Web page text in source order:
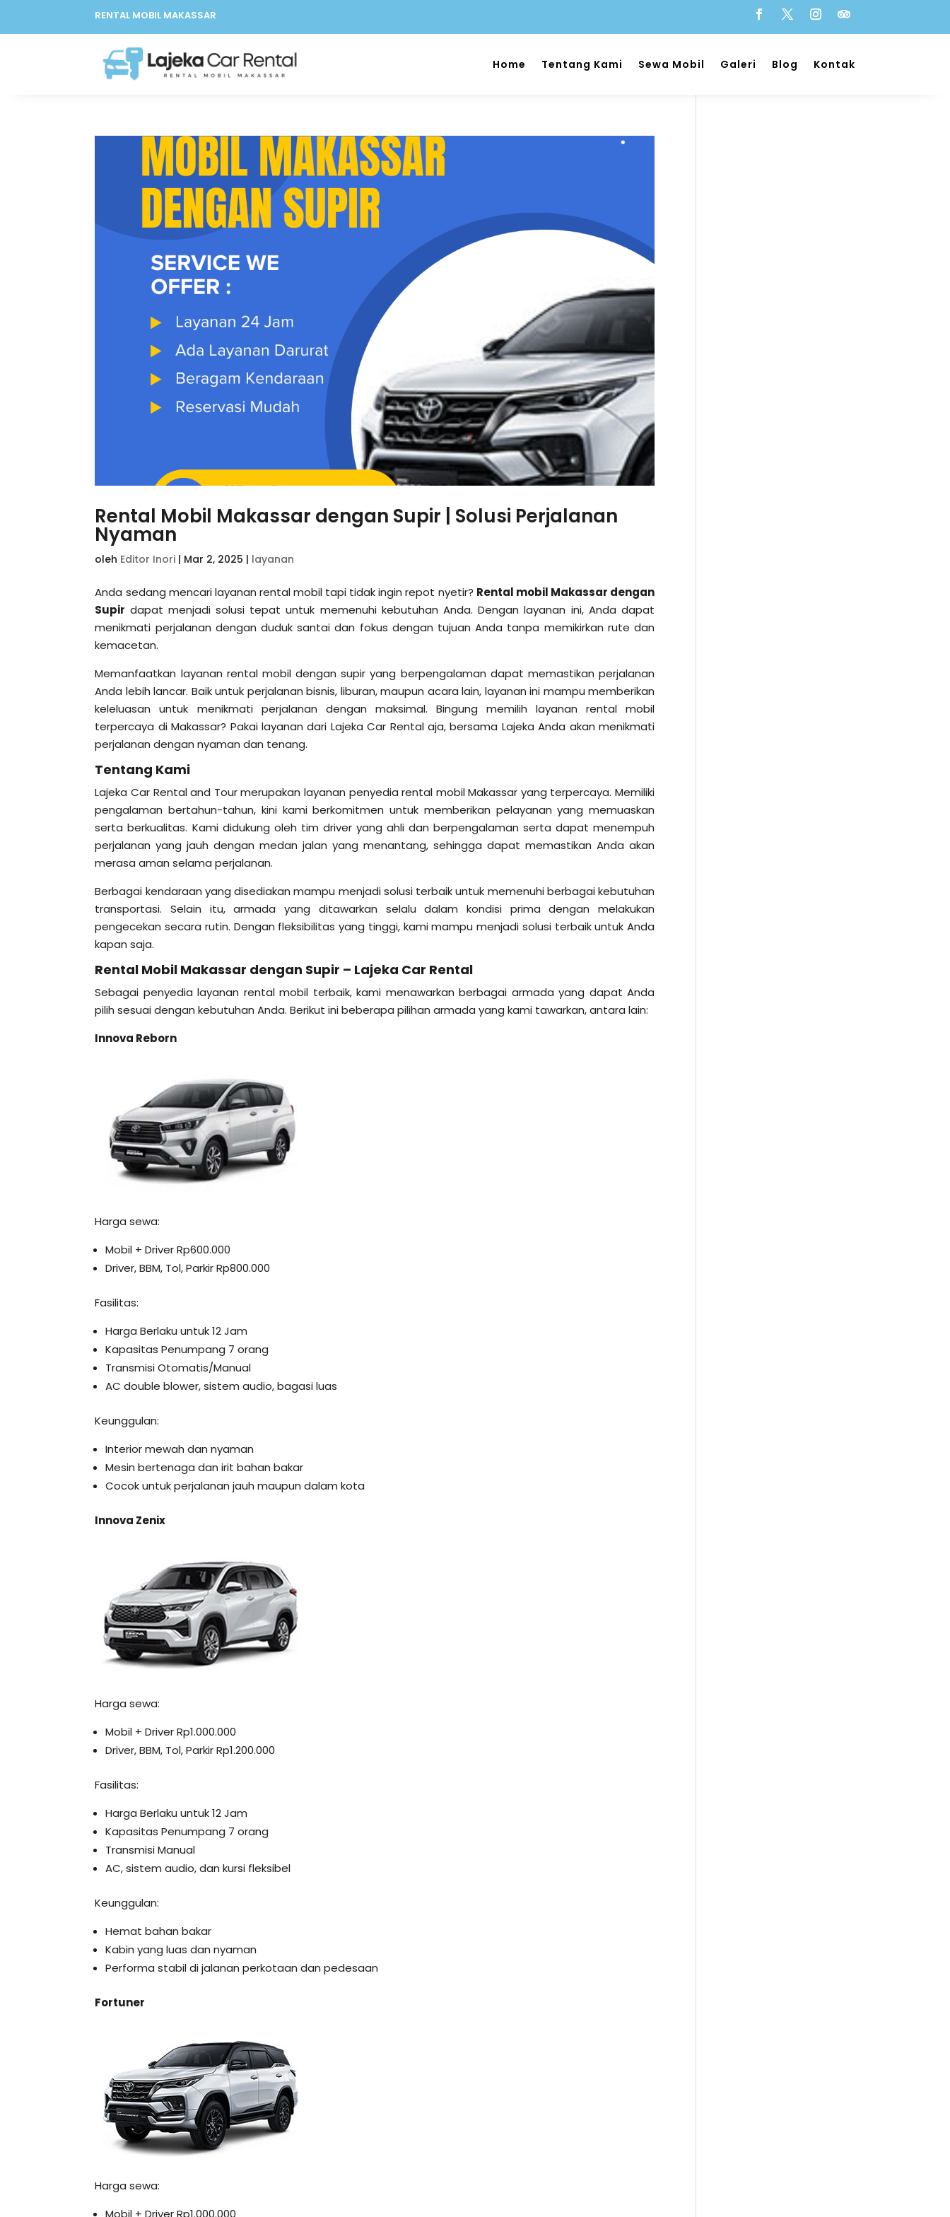
RENTAL MOBIL MAKASSAR
Home Tentang Kami Sewa Mobil Galeri Blog Kontak
Rental Mobil Makassar dengan Supir | Solusi Perjalanan
Nyaman
oleh Editor Inori | Mar 2, 2025 | layanan
Anda sedang mencari layanan rental mobil tapi tidak ingin repot nyetir? Rental mobil Makassar dengan
Supir dapat menjadi solusi tepat untuk memenuhi kebutuhan Anda. Dengan layanan ini, Anda dapat
menikmati perjalanan dengan duduk santai dan fokus dengan tujuan Anda tanpa memikirkan rute dan
kemacetan.
Memanfaatkan layanan rental mobil dengan supir yang berpengalaman dapat memastikan perjalanan
Anda lebih lancar. Baik untuk perjalanan bisnis, liburan, maupun acara lain, layanan ini mampu memberikan
keleluasan untuk menikmati perjalanan dengan maksimal. Bingung memilih layanan rental mobil
terpercaya di Makassar? Pakai layanan dari Lajeka Car Rental aja, bersama Lajeka Anda akan menikmati
perjalanan dengan nyaman dan tenang.
Tentang Kami
Lajeka Car Rental and Tour merupakan layanan penyedia rental mobil Makassar yang terpercaya. Memiliki
pengalaman bertahun-tahun, kini kami berkomitmen untuk memberikan pelayanan yang memuaskan
serta berkualitas. Kami didukung oleh tim driver yang ahli dan berpengalaman serta dapat menempuh
perjalanan yang jauh dengan medan jalan yang menantang, sehingga dapat memastikan Anda akan
merasa aman selama perjalanan.
Berbagai kendaraan yang disediakan mampu menjadi solusi terbaik untuk memenuhi berbagai kebutuhan
transportasi. Selain itu, armada yang ditawarkan selalu dalam kondisi prima dengan melakukan
pengecekan secara rutin. Dengan fleksibilitas yang tinggi, kami mampu menjadi solusi terbaik untuk Anda
kapan saja.
Rental Mobil Makassar dengan Supir – Lajeka Car Rental
Sebagai penyedia layanan rental mobil terbaik, kami menawarkan berbagai armada yang dapat Anda
pilih sesuai dengan kebutuhan Anda. Berikut ini beberapa pilihan armada yang kami tawarkan, antara lain:
Innova Reborn
Harga sewa:
Mobil + Driver Rp600.000
Driver, BBM, Tol, Parkir Rp800.000
Fasilitas:
Harga Berlaku untuk 12 Jam
Kapasitas Penumpang 7 orang
Transmisi Otomatis/Manual
AC double blower, sistem audio, bagasi luas
Keunggulan:
Interior mewah dan nyaman
Mesin bertenaga dan irit bahan bakar
Cocok untuk perjalanan jauh maupun dalam kota
Innova Zenix
Harga sewa:
Mobil + Driver Rp1.000.000
Driver, BBM, Tol, Parkir Rp1.200.000
Fasilitas:
Harga Berlaku untuk 12 Jam
Kapasitas Penumpang 7 orang
Transmisi Manual
AC, sistem audio, dan kursi fleksibel
Keunggulan:
Hemat bahan bakar
Kabin yang luas dan nyaman
Performa stabil di jalanan perkotaan dan pedesaan
Fortuner
Harga sewa:
Mobil + Driver Rp1.000.000